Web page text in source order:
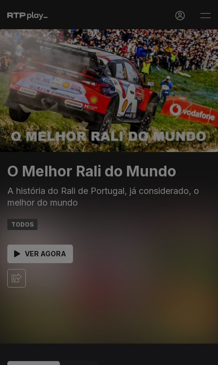
O Melhor Rali do Mundo
A história do Rali de Portugal, já considerado, o
melhor do mundo
TODOS
VER AGORA